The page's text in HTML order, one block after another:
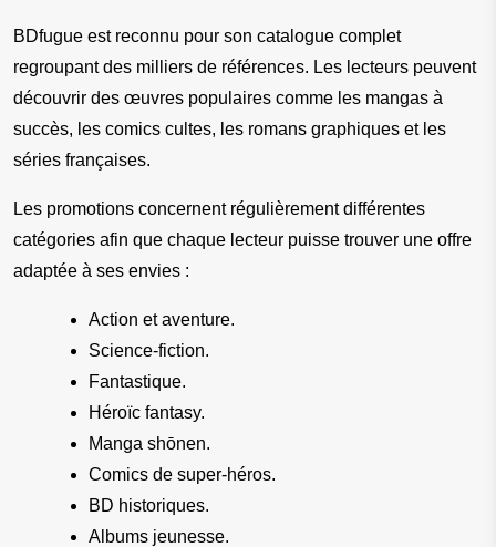
BDfugue est reconnu pour son catalogue complet
regroupant des milliers de références. Les lecteurs peuvent
découvrir des œuvres populaires comme les mangas à
succès, les comics cultes, les romans graphiques et les
séries françaises.
Les promotions concernent régulièrement différentes
catégories afin que chaque lecteur puisse trouver une offre
adaptée à ses envies :
Action et aventure.
Science-fiction.
Fantastique.
Héroïc fantasy.
Manga shōnen.
Comics de super-héros.
BD historiques.
Albums jeunesse.